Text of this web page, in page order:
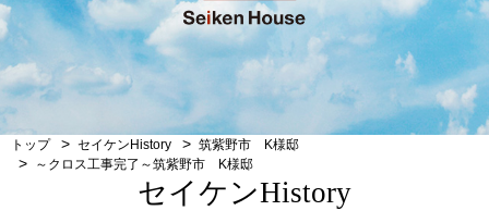
トップ セイケンHistory
筑紫野市 K様邸
～クロス工事完了～筑紫野市 K様邸
セイケンHistory